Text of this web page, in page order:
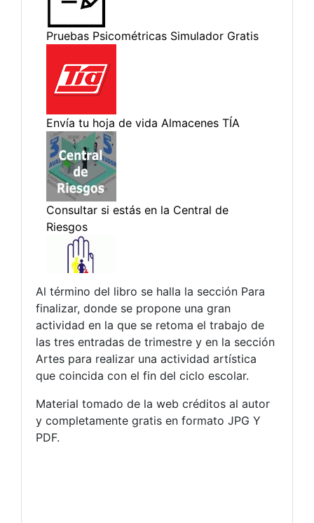
Al término del libro se halla la sección Para
finalizar, donde se propone una gran
actividad en la que se retoma el trabajo de
las tres entradas de trimestre y en la sección
Artes para realizar una actividad artística
que coincida con el fin del ciclo escolar.
Material tomado de la web créditos al autor
y completamente gratis en formato JPG Y
PDF.